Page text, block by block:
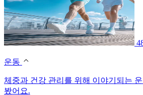
운동
체중과 건강 관리를 위해 이야기되는
봤어요.